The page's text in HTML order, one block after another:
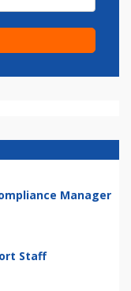
Manager
Staff